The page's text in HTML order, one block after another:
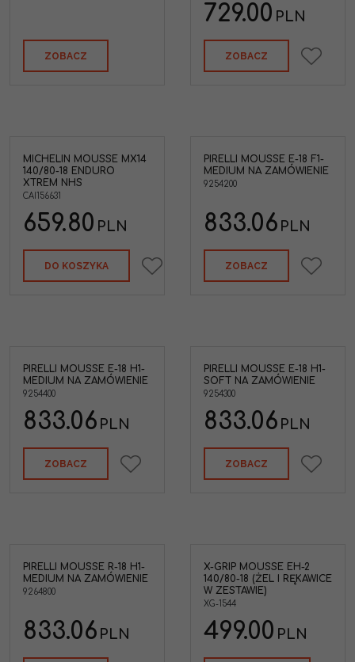
ZOBACZ
729.00 PLN
ZOBACZ
MICHELIN MOUSSE MX14
140/80-18 ENDURO
XTREM NHS
CAI156631
659.80 PLN
DO KOSZYKA
PIRELLI MOUSSE E-18 F1-
MEDIUM NA ZAMÓWIENIE
9254200
833.06 PLN
ZOBACZ
PIRELLI MOUSSE E-18 H1-
MEDIUM NA ZAMÓWIENIE
9254400
833.06 PLN
ZOBACZ
PIRELLI MOUSSE E-18 H1-
SOFT NA ZAMÓWIENIE
9254300
833.06 PLN
ZOBACZ
PIRELLI MOUSSE R-18 H1-
MEDIUM NA ZAMÓWIENIE
9264800
833.06 PLN
X-GRIP MOUSSE EH-2
140/80-18 (ŻEL I RĘKAWICE
W ZESTAWIE)
XG-1544
499.00 PLN